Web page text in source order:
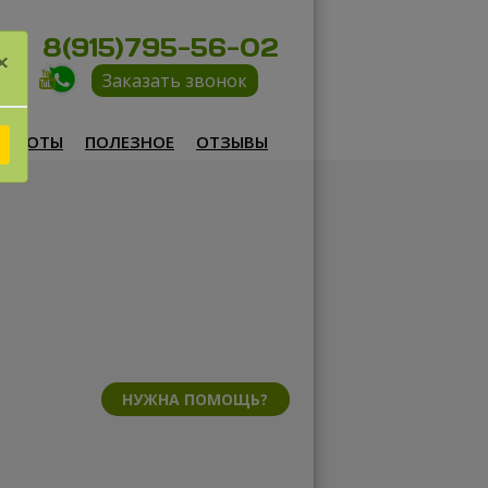
8(915)795-56-02
Заказать звонок
ПОЛЕЗНОЕ ОТЗЫВЫ
НУЖНА ПОМОЩЬ?